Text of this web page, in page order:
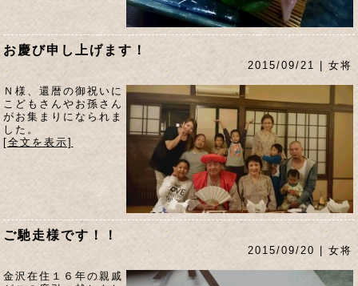
お慶び申し上げます！
2015/09/21 | 女将
Ｎ様、還暦の御祝いに
こどもさんやお孫さん
がお集まりになられま
した。
[全文を表示]
ご馳走様です！！
2015/09/20 | 女将
金沢在住１６年の親戚